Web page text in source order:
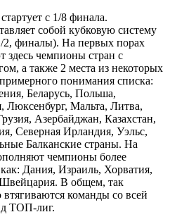
с 1/8 финала.
собой кубковую систему
2, финалы). На первых порах
здесь чемпионы стран с
а также 2 места из некоторых
понимания списка:
Беларусь, Польша,
Люксенбург, Мальта, Литва,
Азербайджан, Казахстан,
Северная Ирландия, Уэльс,
Балканские страны. На
чемпионы более
Дания, Израиль, Хорватия,
В общем, так
команды со всей
ТОП-лиг.